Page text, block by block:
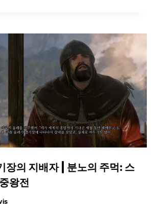
장의 지배자 | 분노의 주먹: 스
왕전